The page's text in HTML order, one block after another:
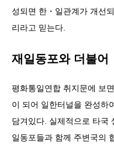
성되면 한・일관계가 개선
리라고 믿는다.
재일동포와 더불어
평화통일연합 취지문에 보
이 되어 일한터널을 완성하
담겨있다. 실제적으로 타국
일동포들과 함께 주변국의